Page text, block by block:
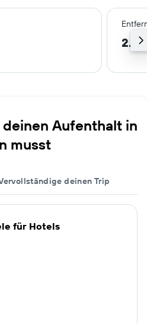
2.2
Aufenthalt in
musst
deinen Trip
für Hotels